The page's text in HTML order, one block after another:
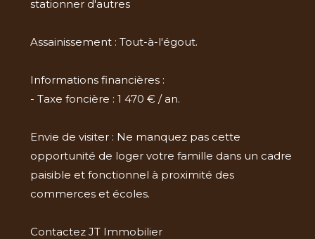
stationner d'autres
Assainissement : Tout-à-l'égout.
Informations financières :
- Taxe foncière : 1 470 € / an.
Envie de visiter : Ne manquez pas cette
opportunité de loger votre famille dans un cadre
paisible et fonctionnel à proximité des
commerces et écoles.
Contactez JT Immobilier